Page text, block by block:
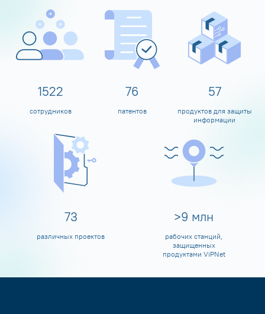
1600
сотрудников
80
патентов
60
продуктов для защиты
информации
80
различных проектов
>10 млн
рабочих станций,
защищенных
продуктами ViPNet